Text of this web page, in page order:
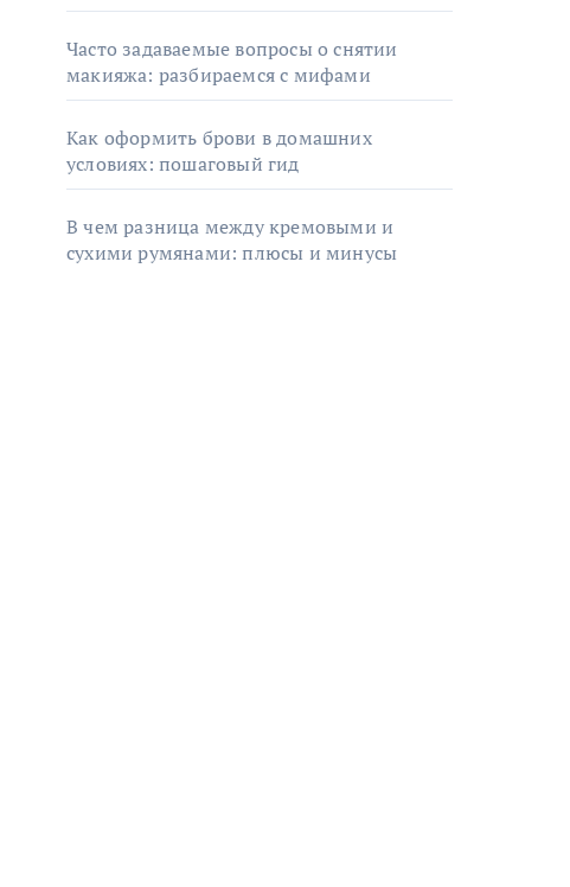
Часто задаваемые вопросы о снятии
макияжа: разбираемся с мифами
Как оформить брови в домашних
условиях: пошаговый гид
В чем разница между кремовыми и
сухими румянами: плюсы и минусы